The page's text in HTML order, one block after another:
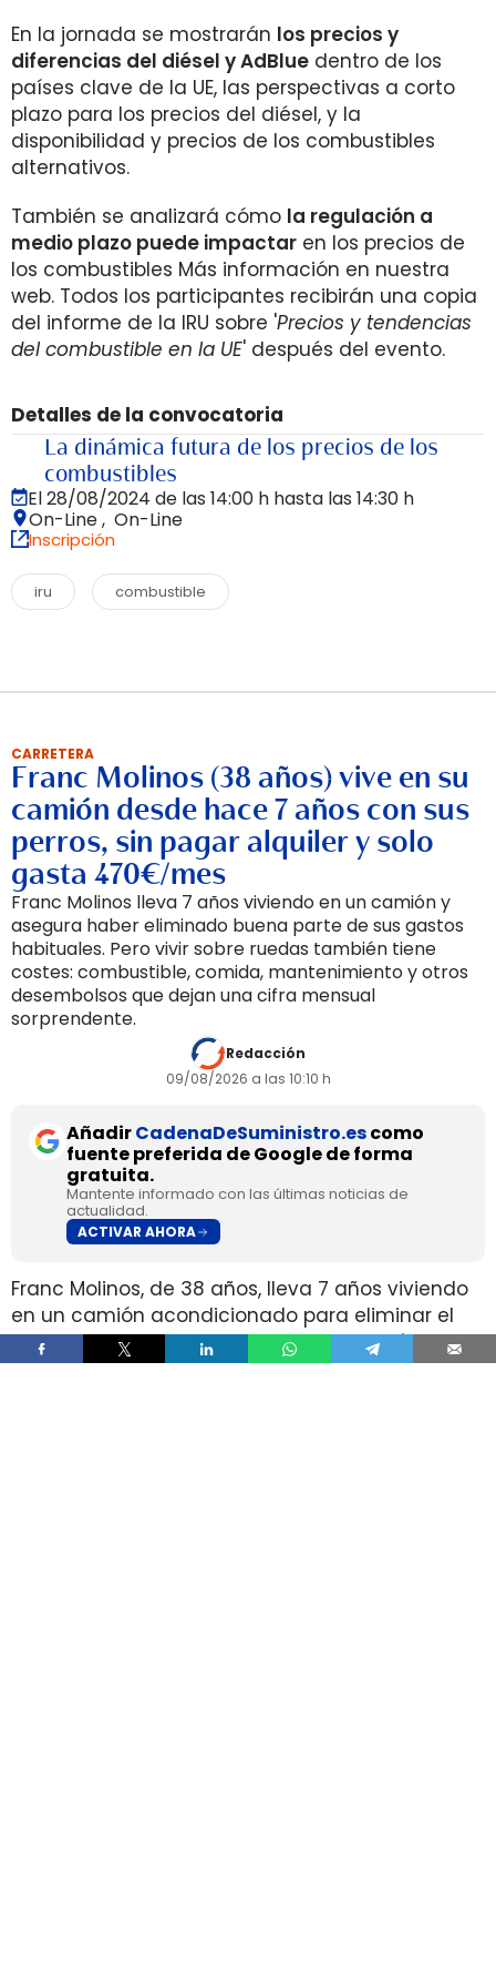
En la jornada se mostrarán los precios y
diferencias del diésel y AdBlue dentro de los
países clave de la UE, las perspectivas a corto
plazo para los precios del diésel, y la
disponibilidad y precios de los combustibles
alternativos.
También se analizará cómo la regulación a
medio plazo puede impactar en los precios de
los combustibles Más información en nuestra
web. Todos los participantes recibirán una copia
del informe de la IRU sobre 'Precios y tendencias
del combustible en la UE' después del evento.
Detalles de la convocatoria
La dinámica futura de los precios de los
combustibles
El 28/08/2024 de las 14:00 h hasta las 14:30 h
On-Line , On-Line
Inscripción
iru combustible
CARRETERA
Franc Molinos (38 años) vive en su
camión desde hace 7 años con sus
perros, sin pagar alquiler y solo
gasta 470€/mes
Franc Molinos lleva 7 años viviendo en un camión y
asegura haber eliminado buena parte de sus gastos
habituales. Pero vivir sobre ruedas también tiene
costes: combustible, comida, mantenimiento y otros
desembolsos que dejan una cifra mensual
sorprendente.
Redacción
09/08/2026 a las 10:10 h
AñadirCadenaDeSuministro.escomo
fuente preferida de Google de forma
gratuita.
Mantente informado con las últimas noticias de
actualidad.
ACTIVAR AHORA
Franc Molinos, de 38 años, lleva 7 años viviendo
en un camión acondicionado para eliminar el
alquiler y recortar sus gastos fijos. El vehículo
incorpora cocina, dormitorio, espacio de